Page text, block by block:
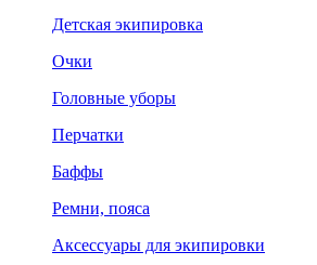
Детская экипировка
Очки
Головные уборы
Перчатки
Баффы
Ремни, пояса
Аксессуары для экипировки